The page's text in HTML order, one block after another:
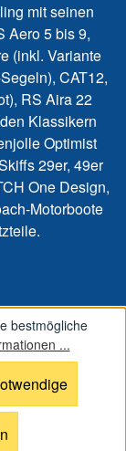
mit seinen
Aero 5 bis 9,
(inkl. Variante
CAT12,
RS Aira 22
Klassikern
Optimist
29er, 49er
One Design,
Motorboote
bestmögliche
...